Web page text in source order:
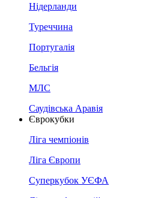
Нідерланди
Туреччина
Португалія
Бельгія
МЛС
Саудівська Аравія
Єврокубки
Ліга чемпіонів
Ліга Європи
Суперкубок УЄФА